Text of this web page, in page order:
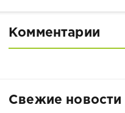
Комментарии
Свежие новости